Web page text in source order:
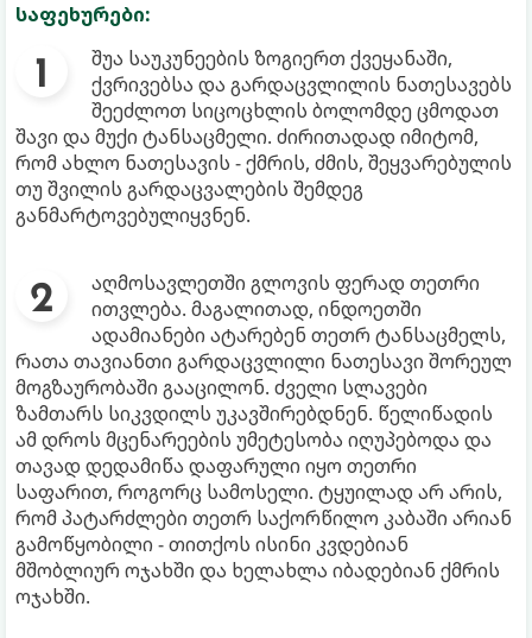
საფეხურები:
შუა საუკუნეების ზოგიერთ ქვეყანაში,
ქვრივებსა და გარდაცვლილის ნათესავებს
შეეძლოთ სიცოცხლის ბოლომდე ცმოდათ
შავი და მუქი ტანსაცმელი. ძირითადად იმიტომ,
რომ ახლო ნათესავის - ქმრის, ძმის, შეყვარებულის
თუ შვილის გარდაცვალების შემდეგ
განმარტოვებულიყვნენ.
აღმოსავლეთში გლოვის ფერად თეთრი
ითვლება. მაგალითად, ინდოეთში
ადამიანები ატარებენ თეთრ ტანსაცმელს,
რათა თავიანთი გარდაცვლილი ნათესავი შორეულ
მოგზაურობაში გააცილონ. ძველი სლავები
ზამთარს სიკვდილს უკავშირებდნენ. წელიწადის
ამ დროს მცენარეების უმეტესობა იღუპებოდა და
თავად დედამიწა დაფარული იყო თეთრი
საფარით, როგორც სამოსელი. ტყუილად არ არის,
რომ პატარძლები თეთრ საქორწილო კაბაში არიან
გამოწყობილი - თითქოს ისინი კვდებიან
მშობლიურ ოჯახში და ხელახლა იბადებიან ქმრის
ოჯახში.